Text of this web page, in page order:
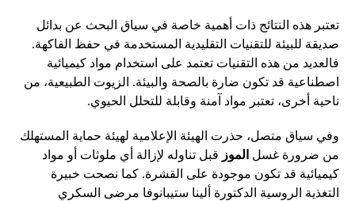
تعتبر هذه النتائج ذات أهمية خاصة في سياق البحث عن بدائل
صديقة للبيئة للتقنيات التقليدية المستخدمة في حفظ الفاكهة.
فالعديد من هذه التقنيات تعتمد على استخدام مواد كيميائية
اصطناعية قد تكون ضارة بالصحة والبيئة. الزيوت الطبيعية، من
ناحية أخرى، تعتبر مواد آمنة وقابلة للتحلل الحيوي.
وفي سياق متصل، حذرت الهيئة الإعلامية لهيئة حماية المستهلك
من ضرورة غسل الموز قبل تناوله لإزالة أي ملوثات أو مواد
كيميائية قد تكون موجودة على القشرة. كما نصحت خبيرة
التغذية الروسية الدكتورة ألينا ستيبانوفا مرضى السكري